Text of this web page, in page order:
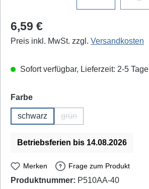
Regulärer Preis:
6,59 €
Preis inkl. MwSt. zzgl. Versandkosten
Sofort verfügbar, Lieferzeit: 2-5 Tage
Farbeauswählen
schwarz grün
Betriebsferien bis 14.08.2026
Merken Frage zum Produkt
Produktnummer: P510AA-40